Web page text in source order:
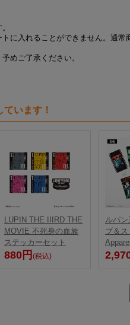
に入れることができません。通常
めご了承ください。
います！
LUPIN THE IIIRD THE
MOVIE 不死身の血族
ステッカーセット
880円 (税込)
ルパ
ブ＆ス